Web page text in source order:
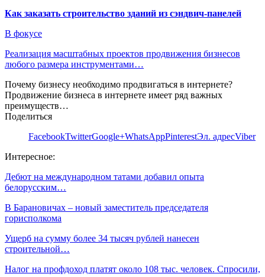
Как заказать строительство зданий из сэндвич-панелей
В фокусе
Реализация масштабных проектов продвижения бизнесов
любого размера инструментами…
Почему бизнесу необходимо продвигаться в интернете?
Продвижение бизнеса в интернете имеет ряд важных
преимуществ…
Поделиться
FacebookTwitterGoogle+WhatsAppPinterestЭл. адресViber
Интересное:
Дебют на международном татами добавил опыта
белорусским…
В Барановичах – новый заместитель председателя
горисполкома
Ущерб на сумму более 34 тысяч рублей нанесен
строительной…
Налог на профдоход платят около 108 тыс. человек. Спросили,